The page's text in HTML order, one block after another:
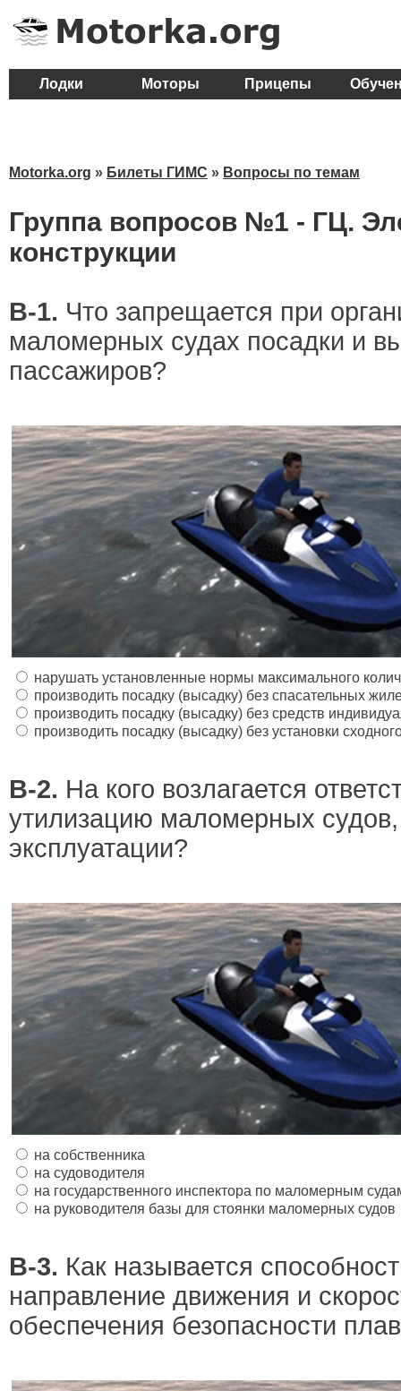
Лодки Моторы Прицепы
Motorka.org » Билеты ГИМС » Вопросы по темам
Группа вопросов №1 - ГЦ.
конструкции
В-1. Что запрещается при
маломерных судах посадки и
пассажиров?
нарушать установленные нормы максимального
производить посадку (высадку) без спасательных
производить посадку (высадку) без средств
производить посадку (высадку) без установки
В-2. На кого возлагается
утилизацию маломерных
эксплуатации?
на собственника
на судоводителя
на государственного инспектора по маломерным
на руководителя базы для стоянки маломерных судов
В-3. Как называется
направление движения и
обеспечения безопасности